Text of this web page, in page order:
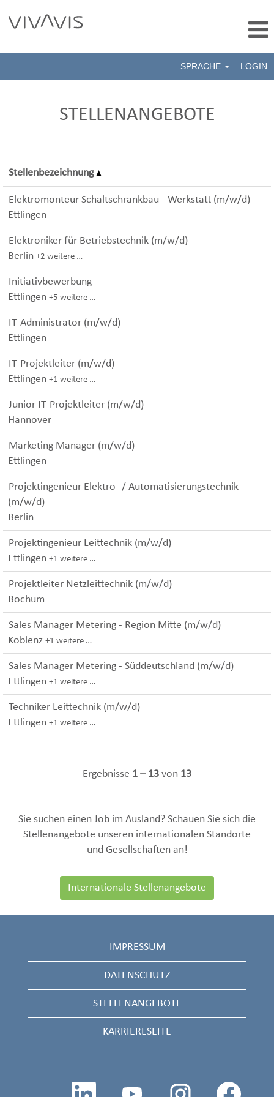
SPRACHE LOGIN
STELLENANGEBOTE
Stellenbezeichnung
Elektromonteur Schaltschrankbau - Werkstatt (m/w/d)
Ettlingen
Elektroniker für Betriebstechnik (m/w/d)
Berlin +2 weitere …
Initiativbewerbung
Ettlingen +5 weitere …
IT-Administrator (m/w/d)
Ettlingen
IT-Projektleiter (m/w/d)
Ettlingen +1 weitere …
Junior IT-Projektleiter (m/w/d)
Hannover
Marketing Manager (m/w/d)
Ettlingen
Projektingenieur Elektro- / Automatisierungstechnik
(m/w/d)
Berlin
Projektingenieur Leittechnik (m/w/d)
Ettlingen +1 weitere …
Projektleiter Netzleittechnik (m/w/d)
Bochum
Sales Manager Metering - Region Mitte (m/w/d)
Koblenz +1 weitere …
Sales Manager Metering - Süddeutschland (m/w/d)
Ettlingen +1 weitere …
Techniker Leittechnik (m/w/d)
Ettlingen +1 weitere …
Ergebnisse 1 – 13 von 13
Sie suchen einen Job im Ausland? Schauen Sie sich die
Stellenangebote unseren internationalen Standorte
und Gesellschaften an!
Internationale Stellenangebote
IMPRESSUM
DATENSCHUTZ
STELLENANGEBOTE
KARRIERESEITE
W
W
W